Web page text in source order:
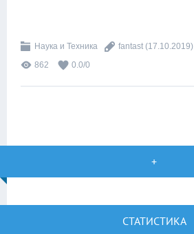
Наука и Техника fantast (17.10.2019)
862
0.0/0
+
СТАТИСТИКА